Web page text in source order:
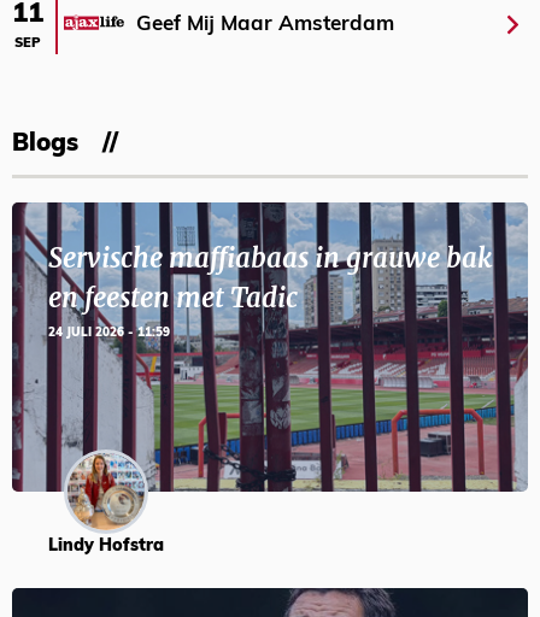
11
SEP
Geef Mij Maar Amsterdam
Blogs
Servische maffiabaas in grauwe bak
en feesten met Tadic
24 JULI 2026 - 11:59
Lindy Hofstra